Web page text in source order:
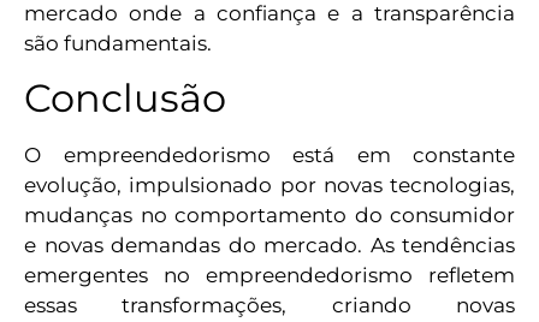
mercado onde a confiança e a transparência
são fundamentais.
Conclusão
O empreendedorismo está em constante
evolução, impulsionado por novas tecnologias,
mudanças no comportamento do consumidor
e novas demandas do mercado. As tendências
emergentes no empreendedorismo refletem
essas transformações, criando novas